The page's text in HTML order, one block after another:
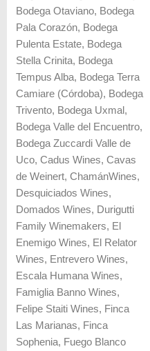
Bodega Otaviano, Bodega
Pala Corazón, Bodega
Pulenta Estate, Bodega
Stella Crinita, Bodega
Tempus Alba, Bodega Terra
Camiare (Córdoba), Bodega
Trivento, Bodega Uxmal,
Bodega Valle del Encuentro,
Bodega Zuccardi Valle de
Uco, Cadus Wines, Cavas
de Weinert, ChamánWines,
Desquiciados Wines,
Domados Wines, Durigutti
Family Winemakers, El
Enemigo Wines, El Relator
Wines, Entrevero Wines,
Escala Humana Wines,
Famiglia Banno Wines,
Felipe Staiti Wines, Finca
Las Marianas, Finca
Sophenia, Fuego Blanco